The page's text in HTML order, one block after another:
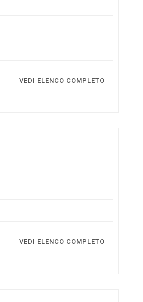
VEDI ELENCO COMPLETO
VEDI ELENCO COMPLETO